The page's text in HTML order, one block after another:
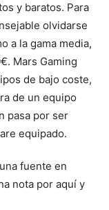
y baratos. Para
olvidarse
a la gama media,
Mars Gaming
de bajo coste,
de un equipo
pasa por ser
equipado.
fuente en
nota por aquí y